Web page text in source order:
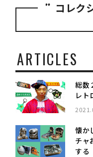
コレク
ARTICLES
総数
レト
懐か
チャ
する